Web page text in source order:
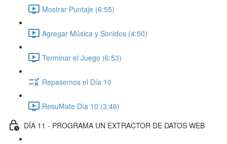
Mostrar Puntaje (6:55)
Agregar Música y Sonidos (4:50)
Terminar el Juego (6:53)
Repasemos el Día 10
ResuMate Día 10 (3:46)
DÍA 11 - PROGRAMA UN EXTRACTOR DE DATOS WEB